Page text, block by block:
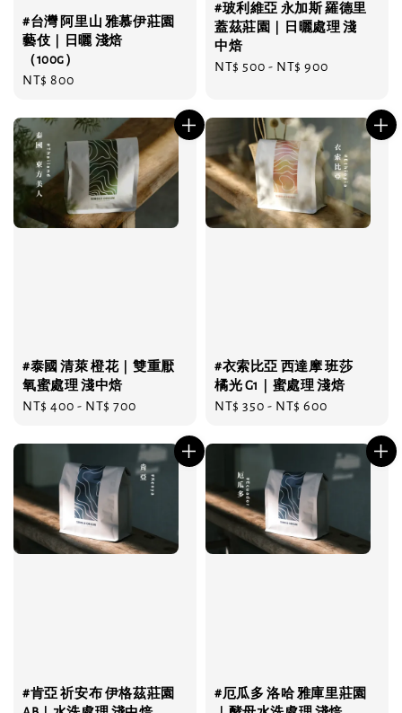
#台灣 阿里山 雅慕伊莊園
藝伎｜日曬 淺焙
（100g）
Regular
NT$ 800
#玻利維亞 永加斯 羅德里
蓋茲莊園｜日曬處理 淺
中焙
Regular
NT$ 500 - NT$ 900
#泰國 清萊 橙花｜雙重厭
氧蜜處理 淺中焙
Regular
NT$ 400 - NT$ 700
#衣索比亞 西達摩 班莎
橘光 G1｜蜜處理 淺焙
Regular
NT$ 350 - NT$ 600
#肯亞 祈安布 伊格茲莊園
#厄瓜多 洛哈 雅庫里莊園